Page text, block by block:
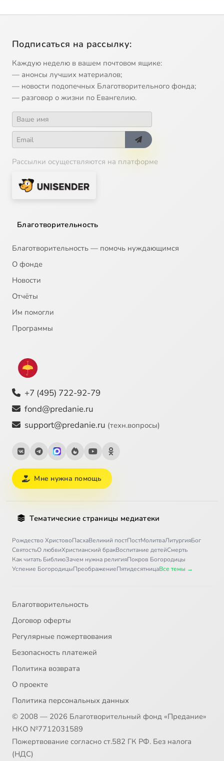
Подписаться на рассылку:
Каждую неделю в вашем почтовом ящике:
— анонсы лучших материалов;
— новости подопечных Благотворительного фонда;
— разговор о жизни по Евангелию.
Рассылки осуществляются на платформе
Благотворительность
Благотворительность — помочь нуждающимся
О фонде
Новости
Отчёты
Им помогли
Программы
+7 (495) 722-92-79
fond@predanie.ru
support@predanie.ru (техн.вопросы)
Мне нужна помощь
Тематические страницы медиатеки
Рождество ХристовоПасхаВеликий постПостМолитваЛитургияБог
СвятостьО любвиХристианский бракВоспитание детейСмерть
Как читать БиблиюЗачем нужна религияПокров Богородицы
Успение БогородицыПреображениеПятидесятницаВсе темы →
Благотворительность
Договор оферты
Регулярные пожертвования
Безопасность платежей
Политика возврата
О проекте
Политика персональных данных
© 2008 — 2026 Благотворительный фонд «Предание»
НКО №7712031589
Пожертвование согласно ст.582 ГК РФ. Без налога
(НДС)